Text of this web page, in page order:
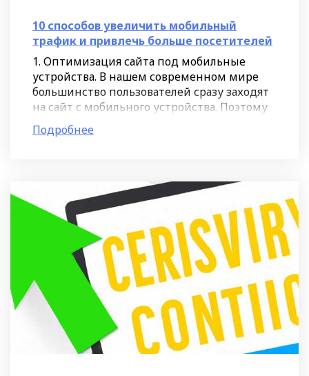
10 способов увеличить мобильный
трафик и привлечь больше посетителей
1. Оптимизация сайта под мобильные
устройства. В нашем современном мире
большинство пользователей сразу заходят
на сайт с мобильного устройства. Поэтому
важно, чтобы ваш сайт хорошо отображался
на экране смартфона и
Подробнее